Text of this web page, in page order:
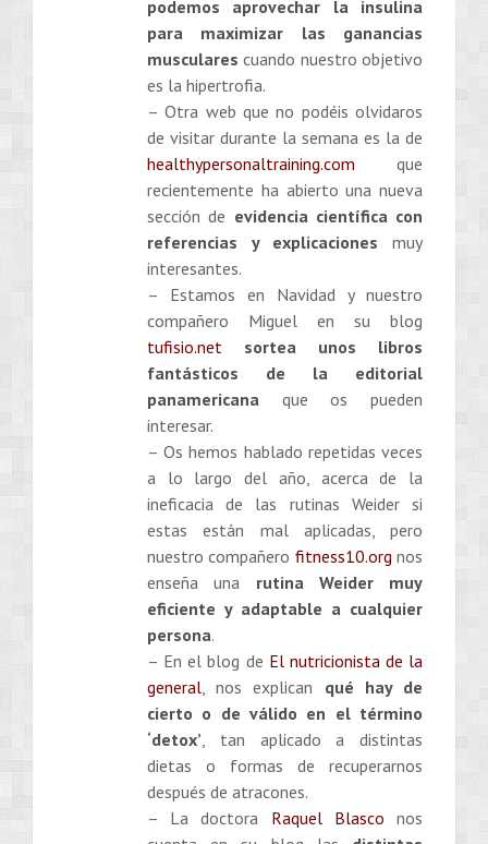
podemos aprovechar la insulina
para maximizar las ganancias
musculares cuando nuestro objetivo
es la hipertrofia.
– Otra web que no podéis olvidaros
de visitar durante la semana es la de
healthypersonaltraining.com que
recientemente ha abierto una nueva
sección de evidencia científica con
referencias y explicaciones muy
interesantes.
– Estamos en Navidad y nuestro
compañero Miguel en su blog
tufisio.net
sortea unos libros
fantásticos de la editorial
panamericana que os pueden
interesar.
– Os hemos hablado repetidas veces
a lo largo del año, acerca de la
ineficacia de las rutinas Weider si
estas están mal aplicadas, pero
nuestro compañero fitness10.org nos
enseña una rutina Weider muy
eficiente y adaptable a cualquier
persona.
– En el blog de El nutricionista de la
general , nos explican qué hay de
cierto o de válido en el término
‘detox’ , tan aplicado a distintas
dietas o formas de recuperarnos
después de atracones.
– La doctora Raquel Blasco nos